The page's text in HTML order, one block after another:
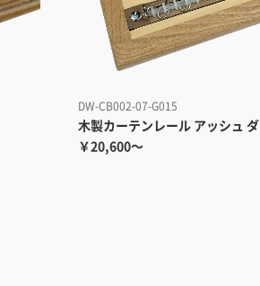
DW-CB002-07-G015
木製カーテンレール アッシュ
￥20,600～